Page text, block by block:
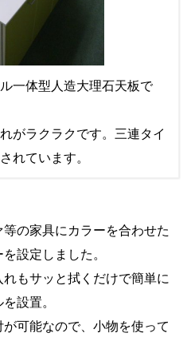
一体型人造大理石天板で
がラクラクです。三連タイ
れています。
の家具にカラーを合わせた
設定しました。
もサッと拭くだけで簡単に
設置。
可能なので、小物を使って